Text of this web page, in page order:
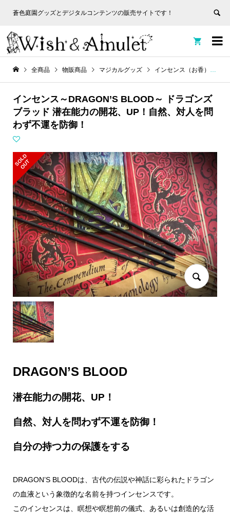
蒼色庭園グッズとデジタルコンテンツの販売サイトです！


全商品 物販商品 マジカルグッズ インセンス（お香）
インセンス～DRAGON’S BLOOD～ ドラゴンズ
ブラッド 潜在能力の開花、UP！自然、対人を問
わず不運を防御！
S
O
L
D
O
U
T
DRAGON’S BLOOD
潜在能力の開花、UP！
自然、対人を問わず不運を防御！
自分の持つ力の保護をする
DRAGON’S BLOODは、古代の伝説や神話に彩られたドラゴン
の血液という象徴的な名前を持つインセンスです。
このインセンスは、瞑想や瞑想前の儀式、あるいは創造的な活
蒼色庭園グッズとデジタルコンテンツの販売サイトです！
非表